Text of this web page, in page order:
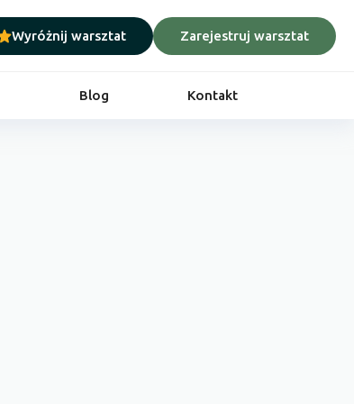
Wyróżnij warsztat Zarejestruj warsztat
Blog Kontakt